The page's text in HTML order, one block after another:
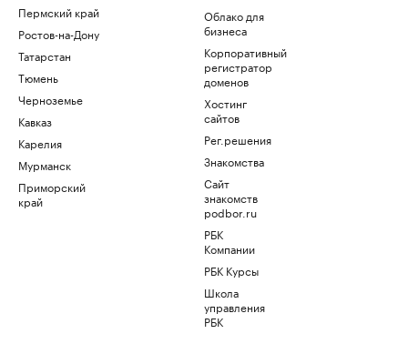
Пермский край
Ростов-на-Дону
Татарстан
Тюмень
Черноземье
Кавказ
Карелия
Мурманск
Приморский
край
Облако для
бизнеса
Корпоративный
регистратор
доменов
Хостинг
сайтов
Рег.решения
Знакомства
Сайт
знакомств
podbor.ru
РБК
Компании
РБК Курсы
Школа
управления
РБК